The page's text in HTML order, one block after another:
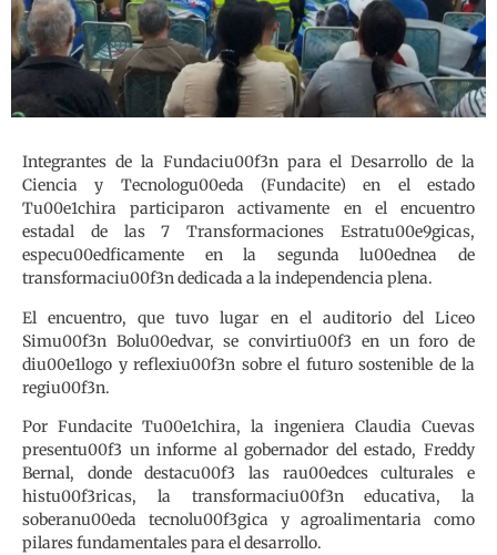
Integrantes de la Fundaciu00f3n para el Desarrollo de la
Ciencia y Tecnologu00eda (Fundacite) en el estado
Tu00e1chira participaron activamente en el encuentro
estadal de las 7 Transformaciones Estratu00e9gicas,
especu00edficamente en la segunda lu00ednea de
transformaciu00f3n dedicada a la independencia plena.
El encuentro, que tuvo lugar en el auditorio del Liceo
Simu00f3n Bolu00edvar, se convirtiu00f3 en un foro de
diu00e1logo y reflexiu00f3n sobre el futuro sostenible de la
regiu00f3n.
Por Fundacite Tu00e1chira, la ingeniera Claudia Cuevas
presentu00f3 un informe al gobernador del estado, Freddy
Bernal, donde destacu00f3 las rau00edces culturales e
histu00f3ricas, la transformaciu00f3n educativa, la
soberanu00eda tecnolu00f3gica y agroalimentaria como
pilares fundamentales para el desarrollo.